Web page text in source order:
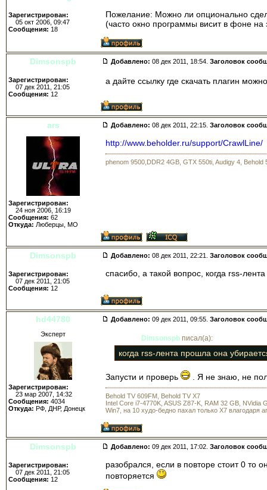
Зарегистрирован:
05 окт 2006, 09:47
Сообщения: 18
Пожелание: Можно ли опционально
(часто окно программы висит в фоне на
Dimsonspb Добавлено: 08 дек 2011, 18:54. Заголовок
Зарегистрирован:
07 дек 2011, 21:05
Сообщения: 12
а дайте ссылку где скачать плагин
ars Добавлено: 08 дек 2011, 22:15. Заголовок
Зарегистрирован:
24 ноя 2006, 16:19
Сообщения: 62
Откуда: Люберцы, МО
http://www.beholder.ru/support/CrawlLine/
phenom 9500,DDR2 4GB, GTX 550ti, Audigy 4,
Dimsonspb Добавлено: 08 дек 2011, 22:21. Заголовок
Зарегистрирован:
07 дек 2011, 21:05
Сообщения: 12
спасибо, а такой вопрос, когда rss-
hd44780 Добавлено: 09 дек 2011, 09:55. Заголовок
Эксперт
Зарегистрирован:
23 мар 2007, 14:32
Сообщения: 4034
Откуда: РФ, ДНР, Донецк
Dimsonspb писал(а):
когда rss-лента прошла она
Запусти и проверь . Я не знаю, не
Behold TV 609FM, Behold TV X7
Intel Core i7-4770K, ASUS Z87-K, RAM 32 GB, NVidia
Win7, на 10 худо-бедно пахал только X7 влагодаря
Dimsonspb Добавлено: 09 дек 2011, 17:02. Заголовок
Зарегистрирован:
07 дек 2011, 21:05
Сообщения: 12
разобрался, если в повторе стоит 0 то
повторяется